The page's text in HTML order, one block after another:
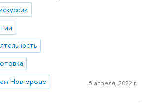
Новгороде
8 апреля, 2022 г.